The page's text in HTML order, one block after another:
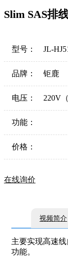
Slim SAS排
型号： JL-
品牌： 钜鹿
电压： 220V
功能：
价格：
在线询价
视频简介
主要实现高速
功能。